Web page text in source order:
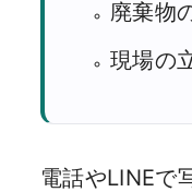
廃棄物
現場の
電話やLINEで